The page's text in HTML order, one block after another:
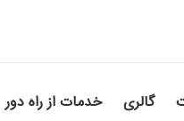
گالری خدمات از راه دور